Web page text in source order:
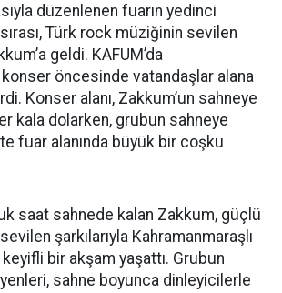
düzenlenen fuarın yedinci
Türk rock müziğinin sevilen
geldi. KAFUM’da
öncesinde vatandaşlar alana
Konser alanı, Zakkum’un sahneye
kala dolarken, grubun sahneye
fuar alanında büyük bir coşku
saat sahnede kalan Zakkum, güçlü
şarkılarıyla Kahramanmaraşlı
bir akşam yaşattı. Grubun
sahne boyunca dinleyicilerle